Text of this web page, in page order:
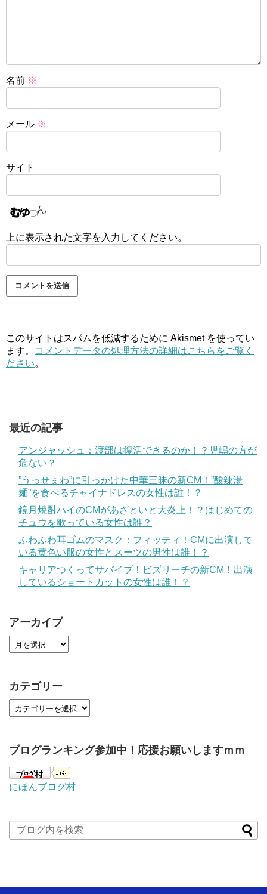
名前 ※
メール ※
サイト
上に表示された文字を入力してください。
このサイトはスパムを低減するために Akismet を使ってい
ます。
コメントデータの処理方法の詳細はこちらをご覧く
ださい。
最近の記事
アンジャッシュ：渡部は復活できるのか！？児嶋の方が
危ない？
”うっせぇわ”に引っかけた中華三昧の新CM！”酸辣湯
麺”を食べるチャイナドレスの女性は誰！？
鏡月焼酎ハイのCMがあざといと大炎上！？はじめての
チュウを歌っている女性は誰？
ふわふわ耳ゴムのマスク：フィッティ！CMに出演して
いる黄色い服の女性とスーツの男性は誰！？
キャリアつくってサバイブ！ビズリーチの新CM！出演
しているショートカットの女性は誰！？
アーカイブ
カテゴリー
ブログランキング参加中！応援お願いしますｍｍ
にほんブログ村